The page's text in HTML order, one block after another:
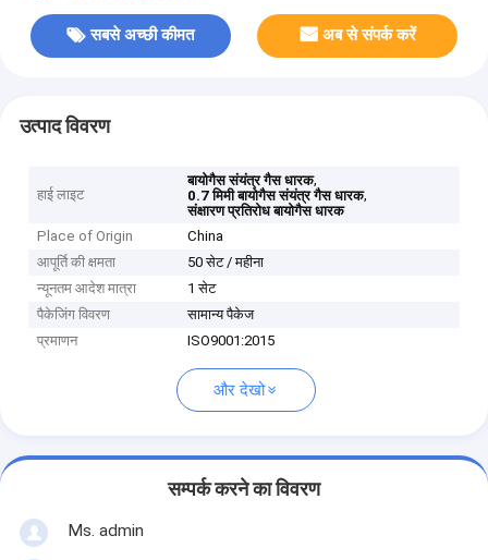
सबसे अच्छी कीमत अब से संपर्क करें
उत्पाद विवरण
हाई लाइट
बायोगैस संयंत्र गैस धारक,
0.7 मिमी बायोगैस संयंत्र गैस धारक,
संक्षारण प्रतिरोध बायोगैस धारक
Place of Origin
China
आपूर्ति की क्षमता
50 सेट / महीना
न्यूनतम आदेश मात्रा
1 सेट
पैकेजिंग विवरण
सामान्य पैकेज
प्रमाणन
ISO9001:2015
और देखो
सम्पर्क करने का विवरण
Ms. admin